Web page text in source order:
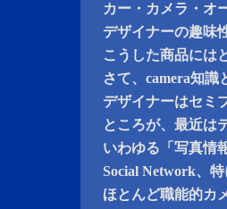
カー・カメラ・オ
デザイナーの趣味
こうした商品には
さて、camera知識
デザイナーはセミ
ところが、最近は
いわゆる「写真情
Social Network、
ほとんど職能的カ